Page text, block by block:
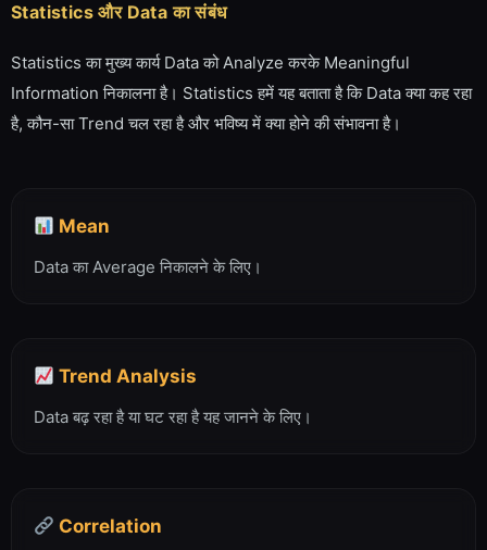
Statistics और Data का संबंध
Statistics का मुख्य कार्य Data को Analyze करके Meaningful
Information निकालना है। Statistics हमें यह बताता है कि Data क्या कह रहा
है, कौन-सा Trend चल रहा है और भविष्य में क्या होने की संभावना है।
Mean
Data का Average निकालने के लिए।
Trend Analysis
Data बढ़ रहा है या घट रहा है यह जानने के लिए।
Correlation